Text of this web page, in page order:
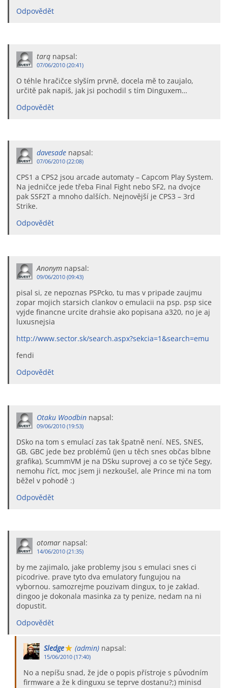
Odpovědět
tarq napsal:
07/06/2010 (20:41)
O téhle hračičce slyším prvně, docela mě to zaujalo,
určitě pak napiš, jak jsi pochodil s tím Dinguxem…
Odpovědět
davesade napsal:
07/06/2010 (22:08)
CPS1 a CPS2 jsou arcade automaty – Capcom Play System.
Na jedničce jede třeba Final Fight nebo SF2, na dvojce
pak SSF2T a mnoho dalších. Nejnovější je CPS3 – 3rd
Strike.
Odpovědět
Anonym napsal:
09/06/2010 (09:43)
pisal si, ze nepoznas PSPcko, tu mas v pripade zaujmu
zopar mojich starsich clankov o emulacii na psp. psp sice
vyjde financne urcite drahsie ako popisana a320, no je aj
luxusnejsia
http://www.sector.sk/search.aspx?sekcia=1&search=emu
fendi
Odpovědět
Otaku Woodbin napsal:
09/06/2010 (19:53)
DSko na tom s emulací zas tak špatně není. NES, SNES,
GB, GBC jede bez problémů (jen u těch snes občas blbne
grafika), ScummVM je na DSku suprovej a co se týče Segy,
nemohu říct, moc jsem ji nezkoušel, ale Prince mi na tom
běžel v pohodě :)
Odpovědět
otomar napsal:
14/06/2010 (21:35)
by me zajimalo, jake problemy jsou s emulaci snes ci
picodrive. prave tyto dva emulatory fungujou na
vybornou. samozrejme pouzivam dingux, to je zaklad.
dingoo je dokonala masinka za ty penize, nedam na ni
dopustit.
Odpovědět
Sledge (admin) napsal:
15/06/2010 (17:40)
No a nepíšu snad, že jde o popis přístroje s původním
firmware a že k dinguxu se teprve dostanu?;) minisd